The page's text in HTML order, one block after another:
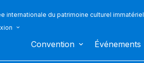
internationale du patrimoine culturel immatériel
Convention Événements